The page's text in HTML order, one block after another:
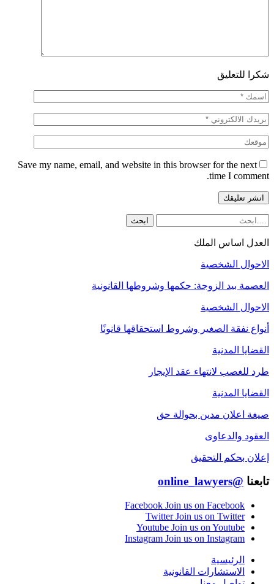
شكرا للتعليق
Save my name, email, and website in this browser for the next
time I comment.
العدل اساس الملك
الاحوال الشخصية
العصمة بيد الزوجة: حكمها وشروطها القانونية
الاحوال الشخصية
أنواع نفقة الصغير وشروط استحقاقها قانونًا
القضايا المدنية
طرد للغصب لانتهاء عقد الإيجار
القضايا المدنية
صيغة اعلان مدين بحوالة حق
العقود والدعاوى
إعلان بحكم التحقيق
تابعنا @online_lawyers
Facebook Join us on Facebook
Twitter Join us on Twitter
Youtube Join us on Youtube
Instagram Join us on Instagram
الرئيسية
الاستشارات القانونية